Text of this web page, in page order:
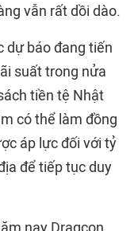
vẫn rất dồi dào.
dự báo đang tiến
suất trong nửa
tiền tệ Nhật
có thể làm đồng
áp lực đối với tỷ
để tiếp tục duy